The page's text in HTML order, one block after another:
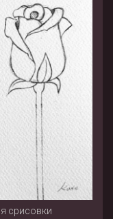
срисовки